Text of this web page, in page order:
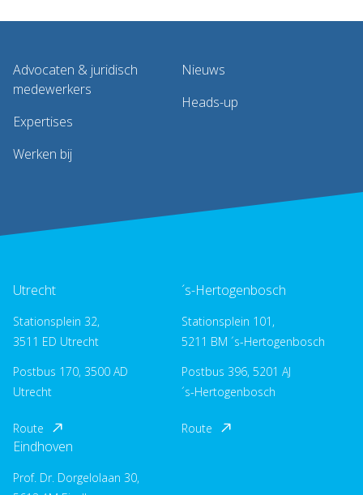
Advocaten & juridisch
medewerkers
Expertises
Werken bij
Nieuws
Heads-up
Utrecht
Stationsplein 32,
3511 ED Utrecht
Postbus 170, 3500 AD
Utrecht
Route
´s-Hertogenbosch
Stationsplein 101,
5211 BM ´s-Hertogenbosch
Postbus 396, 5201 AJ
´s-Hertogenbosch
Route
Eindhoven
Prof. Dr. Dorgelolaan 30,